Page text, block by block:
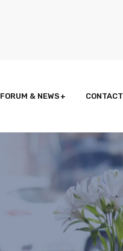
FORUM & NEWS CONTACT